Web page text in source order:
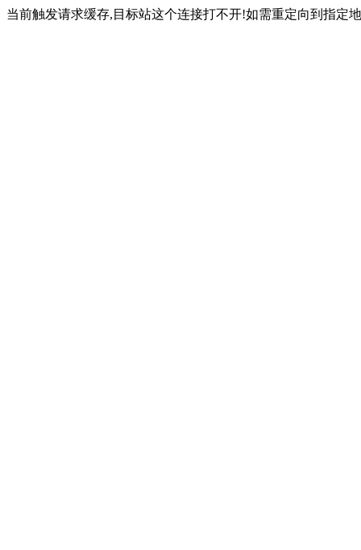
当前触发请求缓存,目标站这个连接打不开!如需重定向到指定